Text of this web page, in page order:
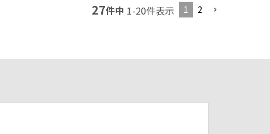
27件中 1-20件表示 1 2